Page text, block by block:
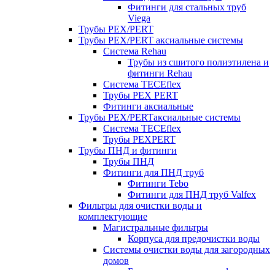
Фитинги для стальных труб
Viega
Трубы PEX/PERT
Трубы PEX/PERT аксиальные системы
Система Rehau
Трубы из сшитого полиэтилена и
фитинги Rehau
Система TECEflex
Трубы PEX PERT
Фитинги аксиальные
Трубы PEX/PERTаксиальные системы
Система TECEflex
Трубы PEXPERT
Трубы ПНД и фитинги
Трубы ПНД
Фитинги для ПНД труб
Фитинги Tebo
Фитинги для ПНД труб Valfex
Фильтры для очистки воды и
комплектующие
Магистральные фильтры
Корпуса для предочистки воды
Системы очистки воды для загородных
домов